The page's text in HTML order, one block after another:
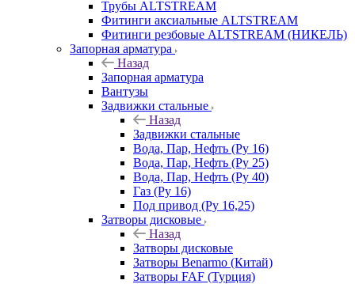
Трубы ALTSTREAM
Фитинги аксиальные ALTSTREAM
Фитинги резбовые ALTSTREAM (НИКЕЛЬ)
Запорная арматура
Назад
Запорная арматура
Вантузы
Задвижки стальные
Назад
Задвижки стальные
Вода, Пар, Нефть (Ру 16)
Вода, Пар, Нефть (Ру 25)
Вода, Пар, Нефть (Ру 40)
Газ (Ру 16)
Под привод (Ру 16,25)
Затворы дисковые
Назад
Затворы дисковые
Затворы Benarmo (Китай)
Затворы FAF (Турция)